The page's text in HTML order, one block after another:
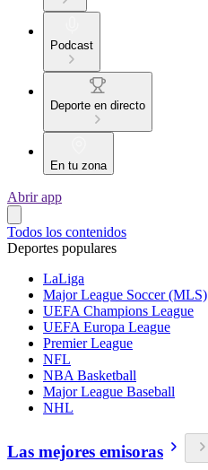
Podcast
Deporte en directo
En tu zona
Abrir app
Todos los contenidos
Deportes populares
LaLiga
Major League Soccer (MLS)
UEFA Champions League
UEFA Europa League
Premier League
NFL
NBA Basketball
Major League Baseball
NHL
Las mejores emisoras